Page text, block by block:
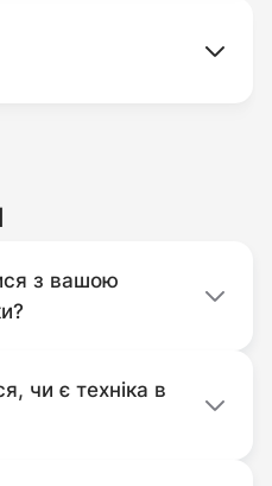
з вашою
чи є техніка в